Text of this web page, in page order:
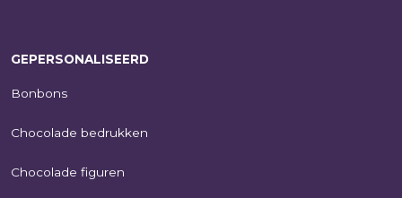
GEPERSONALISEERD
Bonbons
Chocolade bedrukken
Chocolade figuren